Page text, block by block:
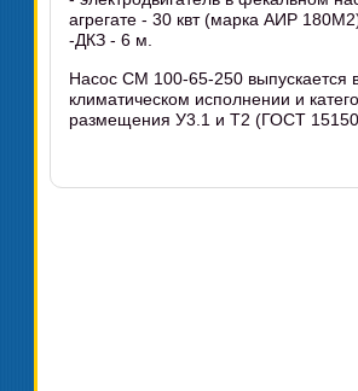
агрегате - 30 квт (марка АИР
-ДКЗ - 6 м.
Насос СМ 100-65-250 выпускается
климатическом исполнении и
размещения У3.1 и Т2 (ГОСТ